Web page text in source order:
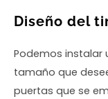
Diseño del
Podemos instalar
tamaño que
puertas que se